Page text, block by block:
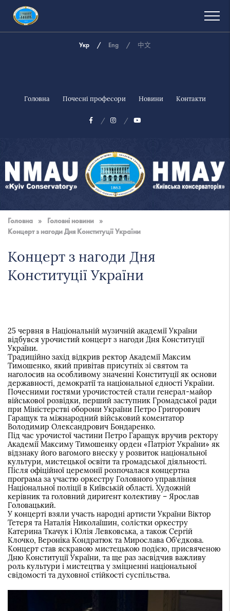
Укр Eng 中文
Головна Почесні професори Новини Контакти
музична
академія
Головна » Головні новини
»
Концерт з нагоди Дня Конституції України
Концерт з нагоди Дня
Конституції України
25 червня в Національній музичній академії України
відбувся урочистий концерт з нагоди Дня Конституції
України.
Традиційно захід відкрив ректор Академії Максим
Тимошенко, який привітав присутніх зі святом та
наголосив на особливому значенні Конституції як основи
державності, демократії та національної єдності України.
Почесними гостями урочистостей стали генерал-майор
військової розвідки, перший заступник Громадської ради
при Міністерстві оборони України Петро Григорович
Гаращук та міжнародний військовий коментатор
Володимир Олександрович Бондаренко.
Під час урочистої частини Петро Гаращук вручив ректору
Академії Максиму Тимошенку орден «Патріот України» як
відзнаку його вагомого внеску у розвиток національної
культури, мистецької освіти та громадської діяльності.
Після офіційної церемонії розпочалася концертна
програма за участю оркестру Головного управління
Національної поліції в Київській області. Художній
керівник та головний диригент колективу – Ярослав
Головацький.
У концерті взяли участь народні артисти України Віктор
Тетеря та Наталія Николаїшин, солістки оркестру
Катерина Ткачук і Юлія Левковська, а також Сергій
Клочко, Вероніка Кондратюк та Мирослава Об’єдкова.
Концерт став яскравою мистецькою подією, присвяченою
Дню Конституції України, та ще раз засвідчив важливу
роль культури і мистецтва у зміцненні національної
свідомості та духовної стійкості суспільства.